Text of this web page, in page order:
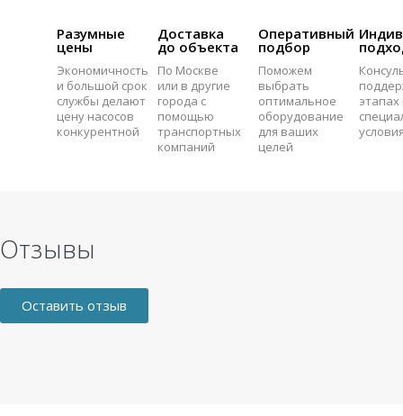
Разумные
цены
Экономичность
и большой срок
службы делают
цену насосов
конкурентной
Доставка
до объекта
По Москве
или в другие
города с
помощью
транспортных
компаний
Оперативный
подбор
Поможем
выбрать
оптимальное
оборудование
для ваших
целей
этапах
Отзывы
Оставить отзыв